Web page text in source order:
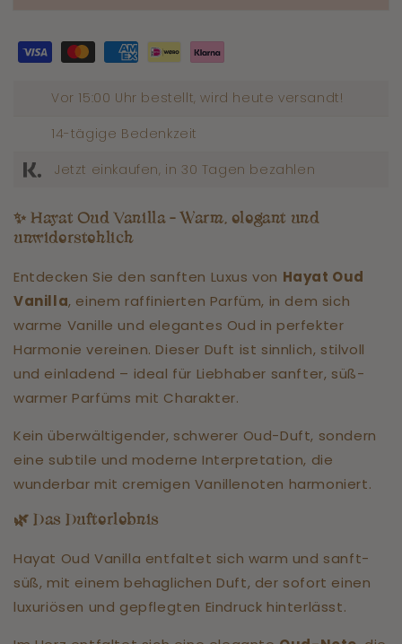
ml
ml
Vor 15:00 Uhr bestellt, wird heute versandt!
14-tägige Bedenkzeit
Jetzt einkaufen, in 30 Tagen bezahlen
✨Hayat Oud Vanilla – Warm, elegant und
unwiderstehlich
Entdecken Sie den sanften Luxus von Hayat Oud
Vanilla, einem raffinierten Parfüm, in dem sich
warme Vanille und elegantes Oud in perfekter
Harmonie vereinen. Dieser Duft ist sinnlich, stilvoll
und einladend – ideal für Liebhaber sanfter, süß-
warmer Parfüms mit Charakter.
Kein überwältigender, schwerer Oud-Duft, sondern
eine subtile und moderne Interpretation, die
wunderbar mit cremigen Vanillenoten harmoniert.
🌿Das Dufterlebnis
Hayat Oud Vanilla entfaltet sich warm und sanft-
süß, mit einem behaglichen Duft, der sofort einen
luxuriösen und gepflegten Eindruck hinterlässt.